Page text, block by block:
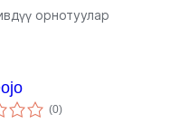
орнотуулар
(0total
ratings
)